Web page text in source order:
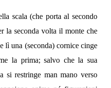
scala (che porta al secondo
la seconda volta il monte che
lì una (seconda) cornice cinge
la prima; salvo che la sua
si restringe man mano verso